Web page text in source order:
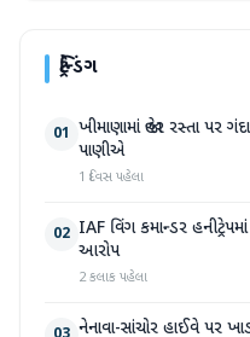
ટ્રેન્ડિંગ
01 ખીમાણામાં જાહેર રસ્તા પર
પાણીએ
1 દિવસ પહેલા
02 IAF વિંગ કમાન્ડર
આરોપ
2 કલાક પહેલા
નેનાવા-સાંચોર હાઈવે પર